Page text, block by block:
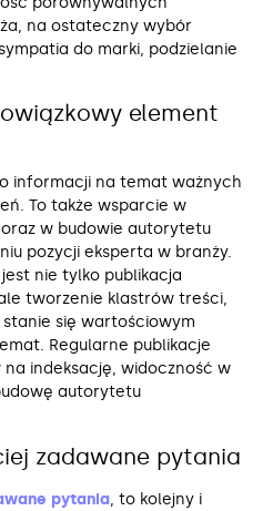
na ostateczny wybór
do marki, podzielanie
element
informacji na temat ważnych
To także wsparcie w
w budowie autorytetu
pozycji eksperta w branży.
nie tylko publikacja
tworzenie klastrów treści,
się wartościowym
Regularne publikacje
indeksację, widoczność w
autorytetu
zadawane pytania
pytania, to kolejny i